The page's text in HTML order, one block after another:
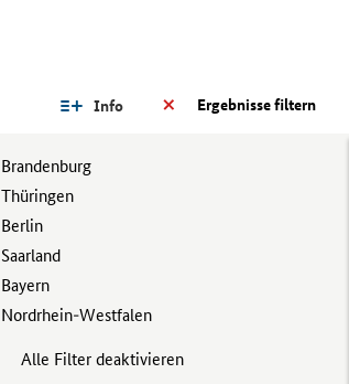
Ergebnisse filtern
Info
Brandenburg
Thüringen
Berlin
Saarland
Bayern
Nordrhein-Westfalen
Alle Filter deaktivieren